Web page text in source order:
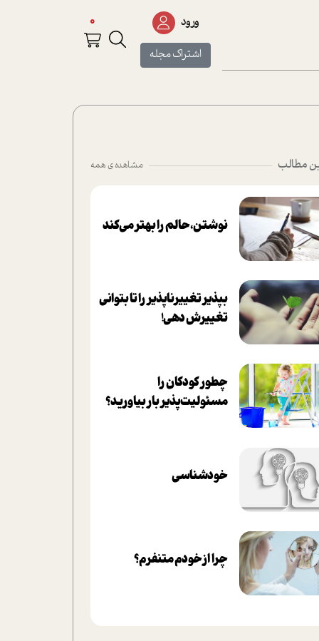
ورود
اشتراک مجله
0
مطالب مشاهده ی همه
نوشتن، حالم را بهتر می‌کند
بپذير تغييرناپذير را تا بتواني
تغييرش دهي!‏
چطور کودکان را
مسئولیت‌پذیر بار بیاورید؟
خودشناسی
چرا از خودم متنفرم؟